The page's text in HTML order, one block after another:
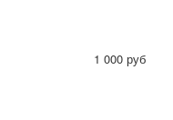
1 000 руб